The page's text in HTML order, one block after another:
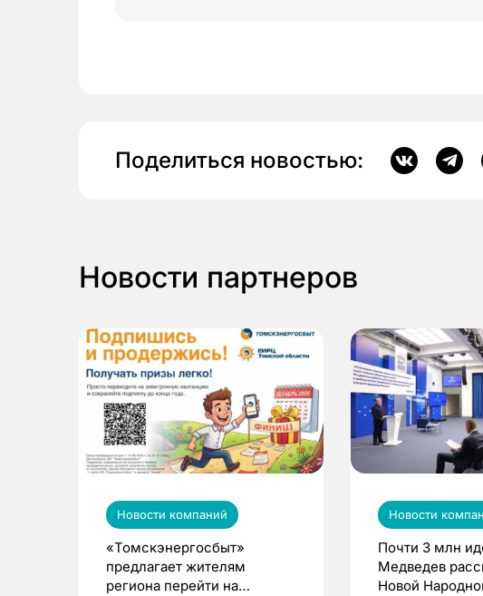
Поделиться новостью:
Новости партнеров
Новости компаний
«Томскэнергосбыт»
предлагает жителям
региона перейти на
Новости
Почти 3 млн
Медведев
Новой